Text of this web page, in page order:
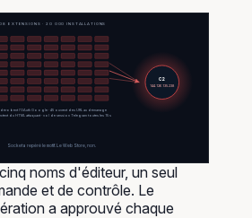
EXTENSIONS · 20 000 INSTALLATIONS
dérobent l'OAuth Google · 45 ouvrent des URL au démarrage
du HTML attaquant · vol de session Telegram toutes les 15 s
C2
144.126.135.238
Socket a repéré le motif. Le Web Store, non.
noms d'éditeur, un seul
et de contrôle. Le
a approuvé chaque